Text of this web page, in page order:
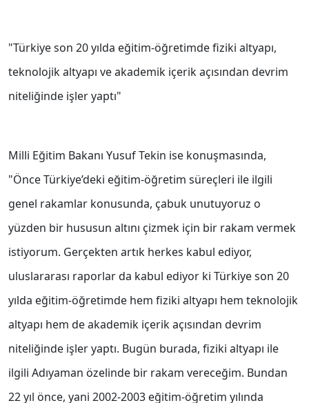
"Türkiye son 20 yılda eğitim-öğretimde fiziki altyapı,
teknolojik altyapı ve akademik içerik açısından devrim
niteliğinde işler yaptı"
Milli Eğitim Bakanı Yusuf Tekin ise konuşmasında,
"Önce Türkiye’deki eğitim-öğretim süreçleri ile ilgili
genel rakamlar konusunda, çabuk unutuyoruz o
yüzden bir hususun altını çizmek için bir rakam vermek
istiyorum. Gerçekten artık herkes kabul ediyor,
uluslararası raporlar da kabul ediyor ki Türkiye son 20
yılda eğitim-öğretimde hem fiziki altyapı hem teknolojik
altyapı hem de akademik içerik açısından devrim
niteliğinde işler yaptı. Bugün burada, fiziki altyapı ile
ilgili Adıyaman özelinde bir rakam vereceğim. Bundan
22 yıl önce, yani 2002-2003 eğitim-öğretim yılında